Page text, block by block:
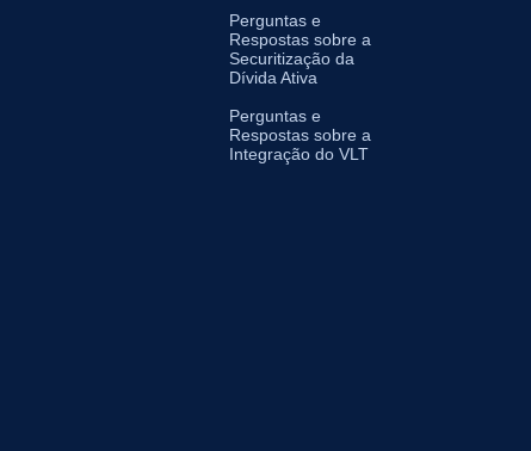
Perguntas e
Respostas sobre a
Securitização da
Dívida Ativa
Perguntas e
Respostas sobre a
Integração do VLT